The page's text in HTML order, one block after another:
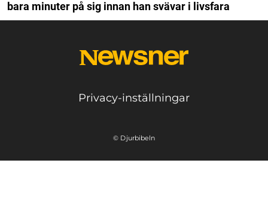
bara minuter på sig innan han svävar i livsfara
Privacy-inställningar
© Djurbibeln